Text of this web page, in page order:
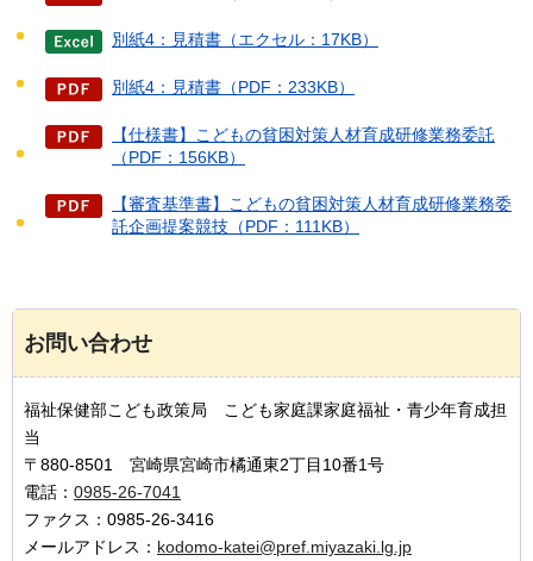
別紙4：見積書（エクセル：17KB）
別紙4：見積書（PDF：233KB）
【仕様書】こどもの貧困対策人材育成研修業務委託
（PDF：156KB）
【審査基準書】こどもの貧困対策人材育成研修業務委
託企画提案競技（PDF：111KB）
お問い合わせ
福祉保健部こども政策局 こども家庭課家庭福祉・青少年育成担
当
〒880-8501 宮崎県宮崎市橘通東2丁目10番1号
電話： 0985-26-7041
ファクス：0985-26-3416
メールアドレス： kodomo-katei@pref.miyazaki.lg.jp